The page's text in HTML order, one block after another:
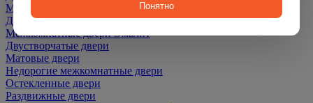
Межкомнатные двери ПЭТ
Двери со скидкой
Межкомнатные двери Эмалит
Двустворчатые двери
Матовые двери
Недорогие межкомнатные двери
Остекленные двери
Раздвижные двери
Понятно